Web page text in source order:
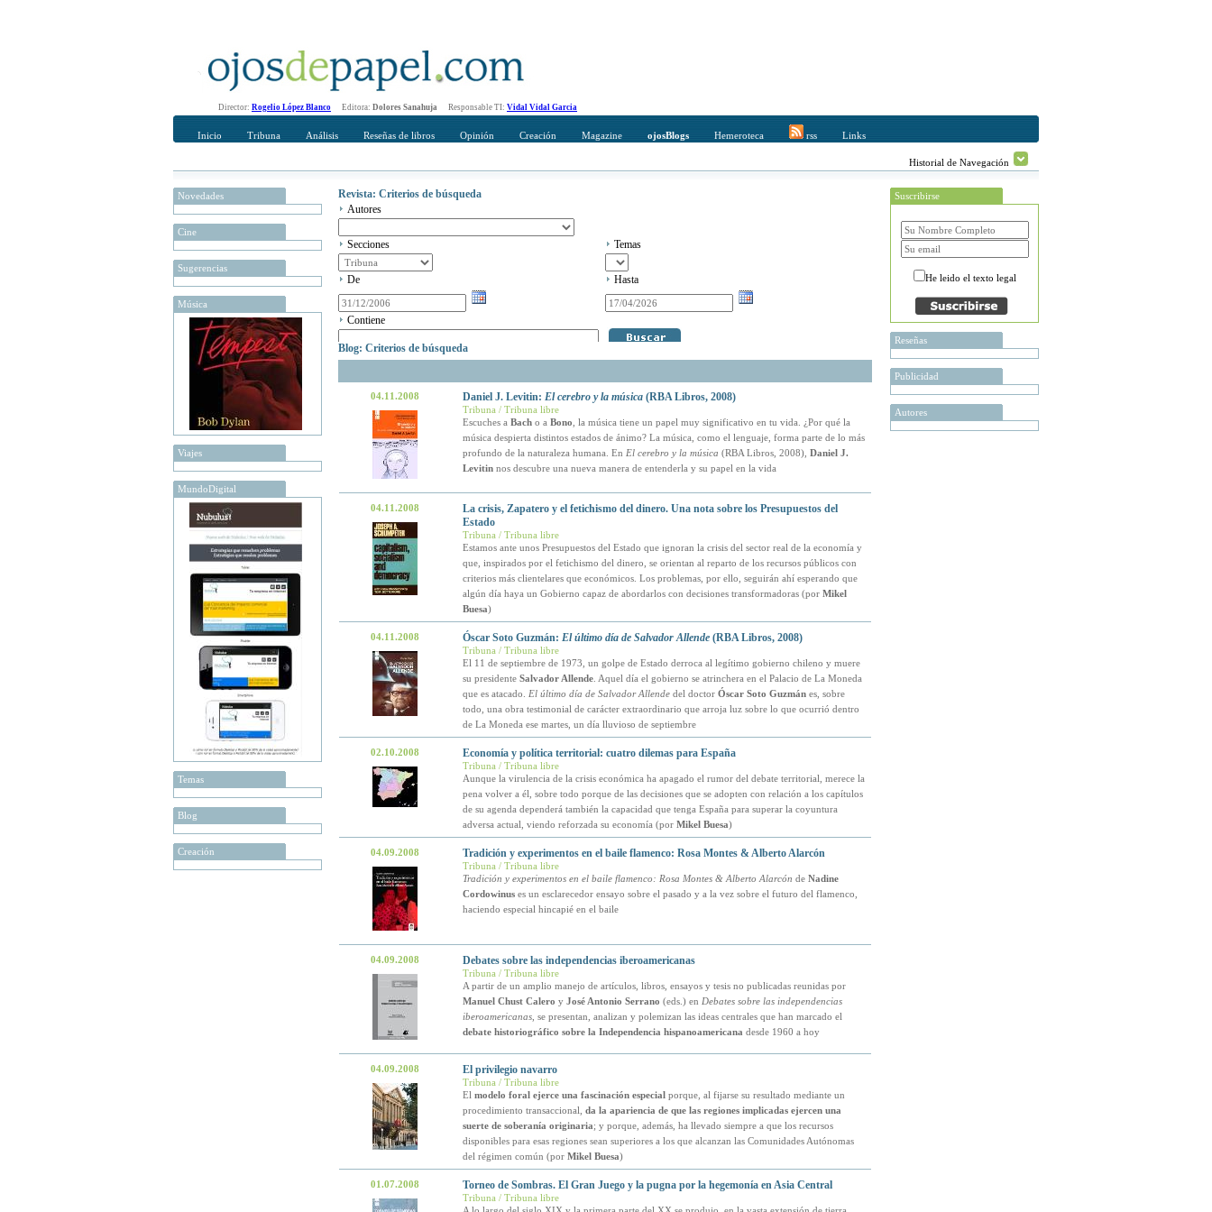
Director: Rogelio López Blanco Editora: Dolores Sanahuja Responsable TI: Vidal Vidal Garcia
Inicio Tribuna Análisis Reseñas de libros Opinión Creación Magazine ojosBlogs Hemeroteca rss Links
Historial de Navegación
Novedades
Cine
Sugerencias
Música
Viajes
MundoDigital
Temas
Blog
Creación
Revista: Criterios de búsqueda
Autores
Secciones Temas
De Hasta
Contiene
Blog: Criterios de búsqueda
04.11.2008 Daniel J. Levitin: El cerebro y la música(RBA Libros, 2008)
Tribuna / Tribuna libre
Escuches a Bacho a Bono , la música tiene un papel muy significativo en tu vida. ¿Por qué la
música despierta distintos estados de ánimo? La música, como el lenguaje, forma parte de lo más
profundo de la naturaleza humana. En El cerebro y la música (RBA Libros, 2008), Daniel J.
Levitinnos descubre una nueva manera de entenderla y su papel en la vida
04.11.2008
La crisis, Zapatero y el fetichismo del dinero. Una nota sobre los Presupuestos del
Estado
Tribuna / Tribuna libre
Estamos ante unos Presupuestos del Estado que ignoran la crisis del sector real de la economía y
que, inspirados por el fetichismo del dinero, se orientan al reparto de los recursos públicos con
criterios más clientelares que económicos. Los problemas, por ello, seguirán ahí esperando que
algún día haya un Gobierno capaz de abordarlos con decisiones transformadoras (por Mikel
Buesa)
04.11.2008 Óscar Soto Guzmán: El último día de Salvador Allende(RBA Libros, 2008)
Tribuna / Tribuna libre
El 11 de septiembre de 1973, un golpe de Estado derroca al legítimo gobierno chileno y muere
su presidente Salvador Allende. Aquel día el gobierno se atrinchera en el Palacio de La Moneda
que es atacado.
El último día de Salvador Allendedel doctor Óscar Soto Guzmánes, sobre
todo, una obra testimonial de carácter extraordinario que arroja luz sobre lo que ocurrió dentro
de La Moneda ese martes, un día lluvioso de septiembre
02.10.2008 Economía y política territorial: cuatro dilemas para España
Tribuna / Tribuna libre
Aunque la virulencia de la crisis económica ha apagado el rumor del debate territorial, merece la
pena volver a él, sobre todo porque de las decisiones que se adopten con relación a los capítulos
de su agenda dependerá también la capacidad que tenga España para superar la coyuntura
adversa actual, viendo reforzada su economía (por Mikel Buesa)
04.09.2008 Tradición y experimentos en el baile flamenco: Rosa Montes & Alberto Alarcón
Tribuna / Tribuna libre
Tradición y experimentos en el baile flamenco: Rosa Montes & Alberto Alarcón de Nadine
Cordowinuses un esclarecedor ensayo sobre el pasado y a la vez sobre el futuro del flamenco,
haciendo especial hincapié en el baile
04.09.2008 Debates sobre las independencias iberoamericanas
Tribuna / Tribuna libre
A partir de un amplio manejo de artículos, libros, ensayos y tesis no publicadas reunidas por
Manuel Chust Calero y José Antonio Serrano (eds.) en Debates sobre las independencias
iberoamericanas, se presentan, analizan y polemizan las ideas centrales que han marcado el
debate historiográfico sobre la Independencia hispanoamericana desde 1960 a hoy
04.09.2008 El privilegio navarro
Tribuna / Tribuna libre
El modelo foral ejerce una fascinación especialporque, al fijarse su resultado mediante un
procedimiento transaccional, da la apariencia de que las regiones implicadas ejercen una
suerte de soberanía originaria; y porque, además, ha llevado siempre a que los recursos
disponibles para esas regiones sean superiores a los que alcanzan las Comunidades Autónomas
del régimen común (por Mikel Buesa)
01.07.2008 Torneo de Sombras. El Gran Juego y la pugna por la hegemonía en Asia Central
Tribuna / Tribuna libre
Suscribirse
He leido el texto legal
Reseñas
Publicidad
Autores